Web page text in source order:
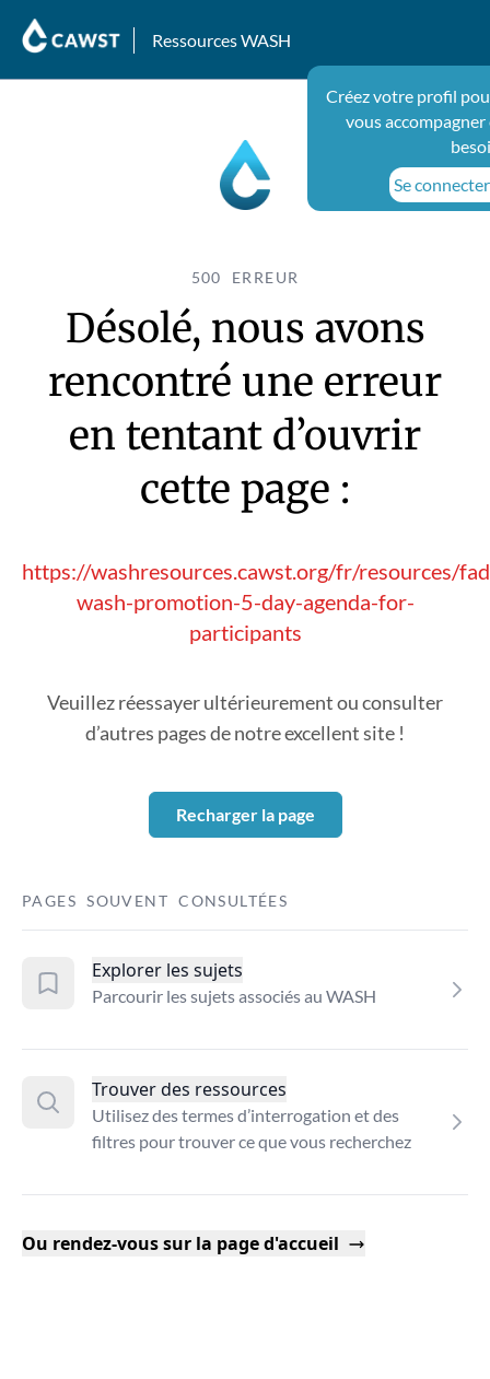
Ressources WASH
Créez votre profil
vous
Se
500 ERREUR
Désolé, nous avons
rencontré une erreur
en tentant d’ouvrir
cette page :
https://washresources.cawst.org/fr/resources/
wash-promotion-5-day-agenda-for-
participants
Veuillez réessayer ultérieurement ou consulter
d’autres pages de notre excellent site !
Recharger la page
PAGES SOUVENT CONSULTÉES
Explorer les sujets
Parcourir les sujets associés au WASH
Trouver des ressources
Utilisez des termes d’interrogation et des
filtres pour trouver ce que vous recherchez
Ou rendez-vous sur la page d'accueil